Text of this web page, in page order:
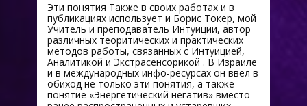
Эти понятия Также в своих работах и в
публикациях использует и Борис Токер, мой
Учитель и преподаватель Интуиции, автор
различных теоритических и практических
методов работы, связанных с Интуицией,
Аналитикой и Экстрасенсорикой . В Израиле
и в международных инфо-ресурсах он ввёл в
обиход не только эти понятия, а также
понятие «Энергетический негатив» вместо